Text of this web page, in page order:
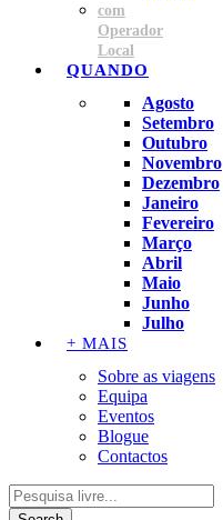
com
Operador
Local
QUANDO
Agosto
Setembro
Outubro
Novembro
Dezembro
Janeiro
Fevereiro
Março
Abril
Maio
Junho
Julho
+ MAIS
Sobre as viagens
Equipa
Eventos
Blogue
Contactos